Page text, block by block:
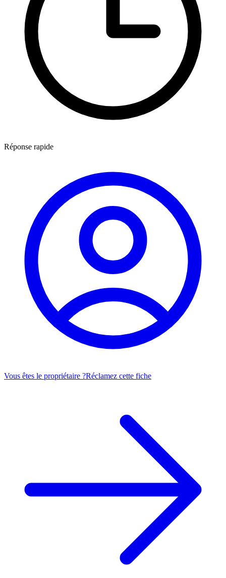
Réponse rapide
Vous êtes le propriétaire ?Réclamez cette fiche